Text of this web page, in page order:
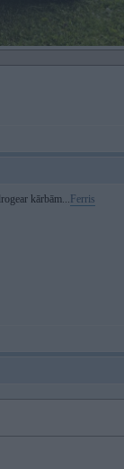
kārbām... Ferris